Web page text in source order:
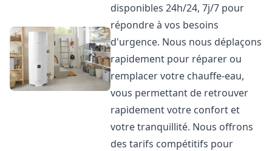
disponibles 24h/24, 7j/7 pour
répondre à vos besoins
d'urgence. Nous nous déplaçons
rapidement pour réparer ou
remplacer votre chauffe-eau,
vous permettant de retrouver
rapidement votre confort et
votre tranquillité. Nous offrons
des tarifs compétitifs pour